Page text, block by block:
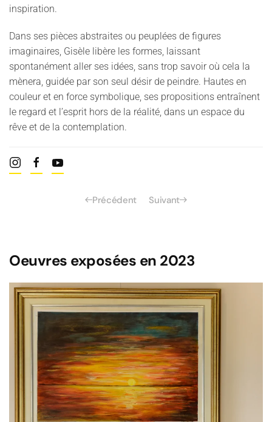
inspiration.
Dans ses pièces abstraites ou peuplées de figures
imaginaires, Gisèle libère les formes, laissant
spontanément aller ses idées, sans trop savoir où cela la
mènera, guidée par son seul désir de peindre. Hautes en
couleur et en force symbolique, ses propositions entraînent
le regard et l’esprit hors de la réalité, dans un espace du
rêve et de la contemplation.
Précédent Suivant
Oeuvres exposées en 2023
Voir l'image